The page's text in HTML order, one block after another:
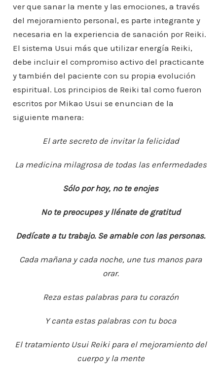
ver que sanar la mente y las emociones, a través
del mejoramiento personal, es parte integrante y
necesaria en la experiencia de sanación por Reiki.
El sistema Usui más que utilizar energía Reiki,
debe incluir el compromiso activo del practicante
y también del paciente con su propia evolución
espiritual. Los principios de Reiki tal como fueron
escritos por Mikao Usui se enuncian de la
siguiente manera:
El arte secreto de invitar la felicidad
La medicina milagrosa de todas las enfermedades
Sólo por hoy, no te enojes
No te preocupes y llénate de gratitud
Dedícate a tu trabajo. Se amable con las personas.
Cada mañana y cada noche, une tus manos para
orar.
Reza estas palabras para tu corazón
Y canta estas palabras con tu boca
El tratamiento Usui Reiki para el mejoramiento del
cuerpo y la mente